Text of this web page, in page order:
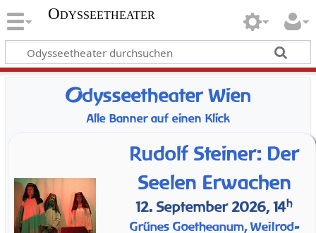
Odysseetheater
Odysseetheater Wien
Alle Banner auf einen Klick
Rudolf Steiner: Der
Seelen Erwachen
12. September 2026, 14h
Grünes Goetheanum, Weilrod-